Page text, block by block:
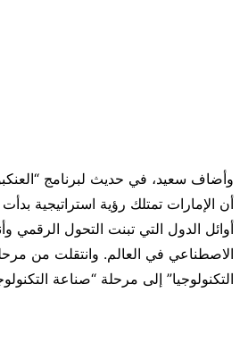
وأضاف سعيد، في حديث لبرنامج
أن الإمارات تمتلك رؤية استراتيجية
أوائل الدول التي تبنت التحول الرقمي
الاصطناعي في العالم. وانتقلت من
التكنولوجيا” إلى مرحلة “صناعة